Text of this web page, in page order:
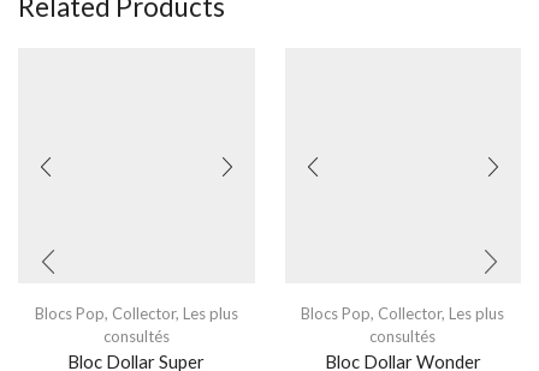
Blocs Pop, Collector, Les plus
consultés
Bloc Dollar Super
Blocs Pop, Collector, Les plus
consultés
Bloc Dollar Wonder